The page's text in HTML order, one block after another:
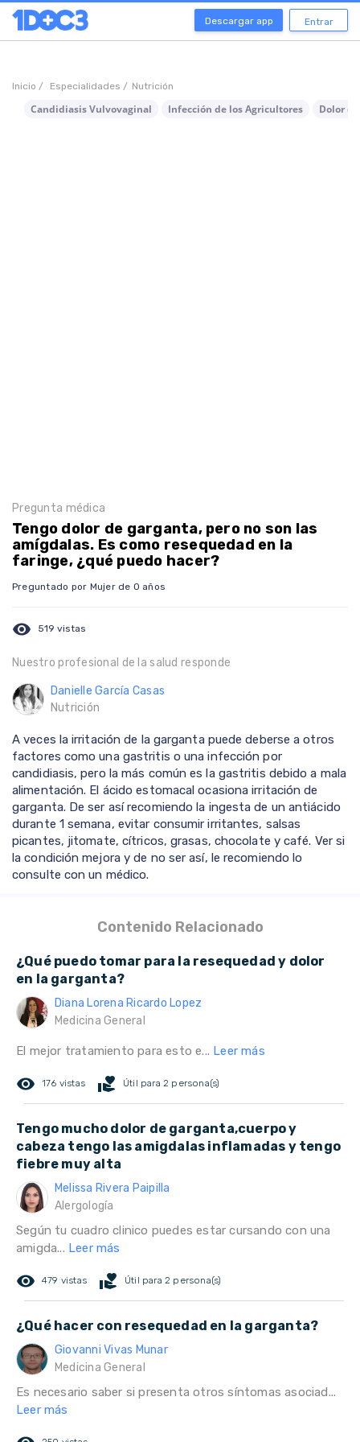
Descargar app Entrar
Inicio / Especialidades / Nutrición
Candidiasis Vulvovaginal Infección de los Agricultores Dolor
Pregunta médica
Tengo dolor de garganta, pero no son las
amígdalas. Es como resequedad en la
faringe, ¿qué puedo hacer?
Preguntado por Mujer de 0 años
visibility 519 vistas
Nuestro profesional de la salud responde
Danielle García Casas
Nutrición
A veces la irritación de la garganta puede deberse a otros
factores como una gastritis o una infección por
candidiasis, pero la más común es la gastritis debido a mala
alimentación. El ácido estomacal ocasiona irritación de
garganta. De ser así recomiendo la ingesta de un antiácido
durante 1 semana, evitar consumir irritantes, salsas
picantes, jitomate, cítricos, grasas, chocolate y café. Ver si
la condición mejora y de no ser así, le recomiendo lo
consulte con un médico.
Contenido Relacionado
¿Qué puedo tomar para la resequedad y dolor
en la garganta?
Diana Lorena Ricardo Lopez
Medicina General
El mejor tratamiento para esto e... Leer más
remove_red_eye 176 vistas volunteer_activism Útil para 2 persona(s)
Tengo mucho dolor de garganta,cuerpo y
cabeza tengo las amigdalas inflamadas y tengo
fiebre muy alta
Melissa Rivera Paipilla
Alergología
Según tu cuadro clinico puedes estar cursando con una
amigda... Leer más
remove_red_eye 479 vistas volunteer_activism Útil para 2 persona(s)
¿Qué hacer con resequedad en la garganta?
Giovanni Vivas Munar
Medicina General
Es necesario saber si presenta otros síntomas asociad...
Leer más